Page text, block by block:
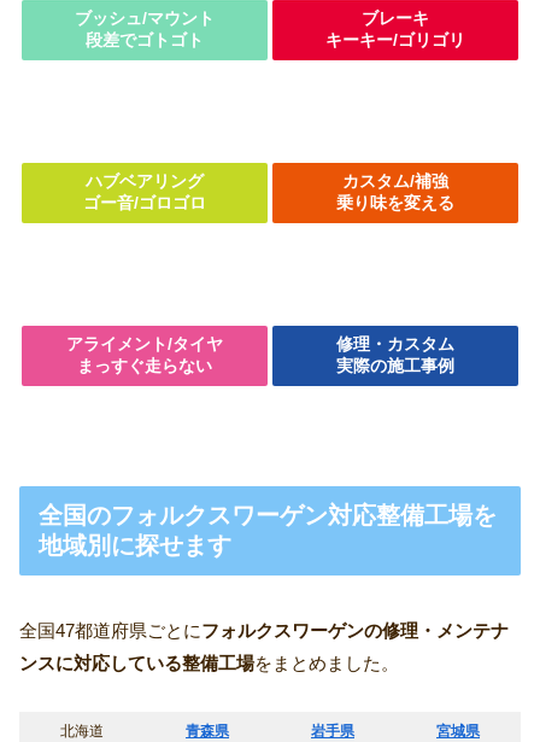
ブッシュ/マウント
段差でゴトゴト
ブレーキ
キーキー/ゴリゴリ
ハブベアリング
ゴー音/ゴロゴロ
カスタム/補強
乗り味を変える
アライメント/タイヤ
まっすぐ走らない
修理・カスタム
実際の施工事例
全国のフォルクスワーゲン対応整備工場を
地域別に探せます
全国47都道府県ごとにフォルクスワーゲンの修理・メンテナ
ンスに対応している整備工場をまとめました。
北海道 青森県 岩手県 宮城県